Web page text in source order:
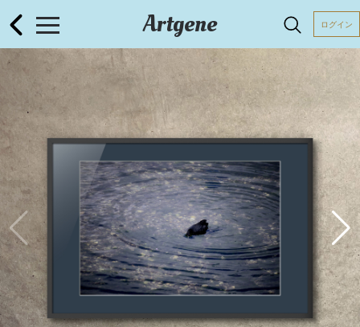
Artgene ログイン